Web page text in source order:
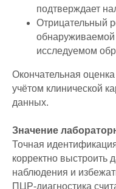
подтверждает
Отрицательный
исследуемом
Окончательная
учётом клинической
данных.
Значение
Точная
корректно выстроить
наблюдения и
ПЦР-диагностика